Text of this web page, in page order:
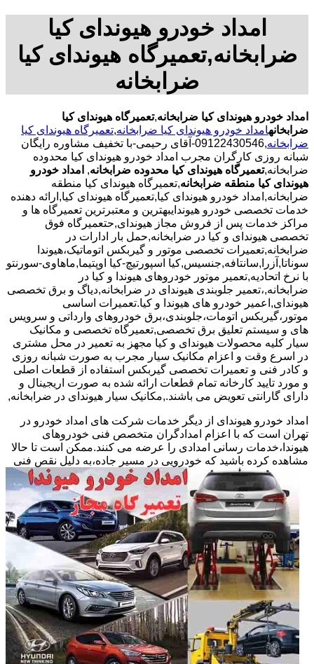
امداد خودرو هیوندای کیا
ضرابخانه,تعمیرگاه هیوندای کیا
ضرابخانه
امداد خودرو هیوندای کیا ضرابخانه,تعمیرگاه هیوندای کیا
ضرابخانهامداد خودرو هیوندای کیا ضرابخانه,تعمیرگاه هیوندای کیا
ضرابخانه
,09122430546-آقای رحیمی-با تخفیف مشاوره رایگان
شبانه روزی کارگران مجرب امداد خودرو هیوندای کیا محدوده
ضرابخانه,تعمیرگاه هیوندای کیا محدوده ضرابخانه, امداد خودرو
هیوندای کیا منطقه ضرابخانه,تعمیرگاه هیوندای کیا منطقه
ضرابخانه,امداد خودرو هیوندای کیا,تعمیرگاه هیوندای کیا,ارائه دهنده
خدمات تخصصی خودرو هیوندایبهترین و معتبرترین تعمیرگاه ها و
مراکز خدمات پس از فروش مجاز هیوندای,حتعمیرگاه فوق
تخصصی هیوندای و کیا در ضرابخانه,حمل بار ادارات در
ضرابخانه,تعمیرات تخصصی موتور و گیربکس اتوماتیک،هیوندا
سوناتا,آزرا,سانتافه,جنسیس,کیا اسپورتیچ-کیا اوپتیما‌,ماهاوی-سورنتو
با نرخ اتحادیه,تعمیر موتور خودروهای هیوندا و کیا در
ضرابخانه,،تعمیر جلوبندی هیوندای در ضرابخانه,دیاگ و برق تخصصی
هیوندای,اعمیر خودرو های هیوندا و کیا.تعمیرات اساسی
موتور،گیربکس اتومات،جلوبندی،برق خودروهای وارداتی و سرویس
های و سیستم تعلیق برق تخصصی,تعمیرگاه تخصصی و مکانیک
سیار کلیه محصولات هیوندای و کیا مجهز به تعمیر در محل مشتری
در اسرع وقت و اعزام مکانیک سیار مجرب به صورت شبانه روزی
و کادر فنی و تعمیرات تخصصی گیربکس استفاده از قطعات اصلی
و مورد تایید کارخانه تمام قطعات ارائه شده به صورت اریجینال و
دارای گارانتی تعویض می باشند.,مکانیک سیار هیوندای در ضرابخانه,
امداد خودرو هیوندای از دیگر خدمات شرکت های امداد خودرو در
تهران است که با اعزام امدادگران متخصص فنی خودروهای
هیوندا،خدمات رسانی امدادی را عرضه می کنند.ممکن است تا حالا
مشاهده کرده باشید که خودرویی در مسیر جاده،به دلیل نقص فنی